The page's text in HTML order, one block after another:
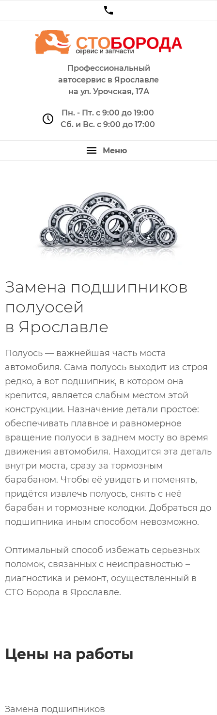
Профессиональный
автосервис в Ярославле
на ул. Урочская, 17А
Пн. - Пт. с 9:00 до 19:00
Сб. и Вс. с 9:00 до 17:00
Замена подшипников
полуосей
в Ярославле
Полуось — важнейшая часть моста
автомобиля. Сама полуось выходит из строя
редко, а вот подшипник, в котором она
крепится, является слабым местом этой
конструкции. Назначение детали простое:
обеспечивать плавное и равномерное
вращение полуоси в заднем мосту во время
движения автомобиля. Находится эта деталь
внутри моста, сразу за тормозным
барабаном. Чтобы её увидеть и поменять,
придётся извлечь полуось, снять с неё
барабан и тормозные колодки. Добраться до
подшипника иным способом невозможно.
Оптимальный способ избежать серьезных
поломок, связанных с неисправностью –
диагностика и ремонт, осуществленный в
СТО Борода в Ярославле.
Цены на работы
Замена подшипников